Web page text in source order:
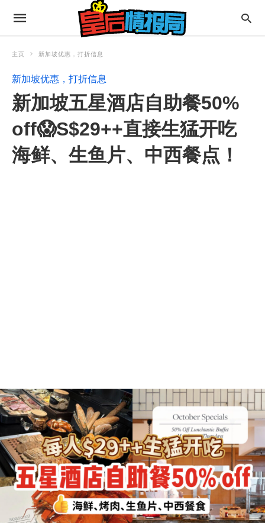
主页 新加坡优惠，打折信息
新加坡优惠，打折信息
新加坡五星酒店自助餐50%
off😱S$29++直接生猛开吃
海鲜、生鱼片、中西餐点！